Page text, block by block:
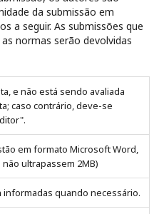
da submissão em
a seguir. As submissões que
normas serão devolvidas
e não está sendo avaliada
caso contrário, deve-se
em formato Microsoft Word,
ultrapassem 2MB)
informadas quando necessário.